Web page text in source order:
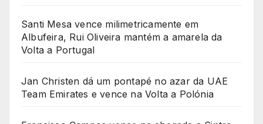
Santi Mesa vence milimetricamente em
Albufeira, Rui Oliveira mantém a amarela da
Volta a Portugal
Jan Christen dá um pontapé no azar da UAE
Team Emirates e vence na Volta a Polónia